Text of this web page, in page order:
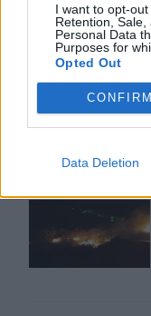
I want to opt-out
Retention,
Personal Data
Purposes for
Opted Out
CONFIRM
Data Deletion
ΣΧΕΤΙΚA
Σητεία: